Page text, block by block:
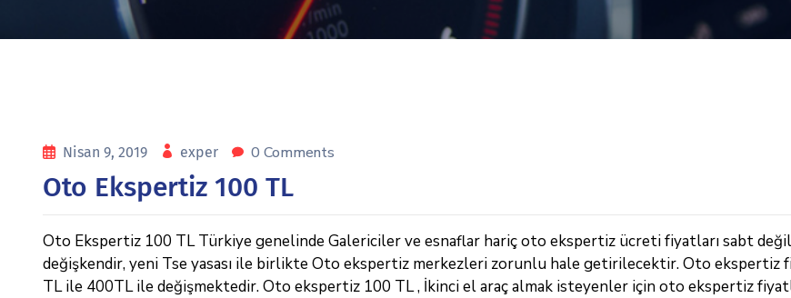
Nisan 9, 2019 exper 0 Comments
Oto Ekspertiz 100 TL
Oto Ekspertiz 100 TL Türkiye genelinde Galericiler ve esnaflar hariç oto ekspertiz ücreti fiyatları sabt
değişkendir, yeni Tse yasası ile birlikte Oto ekspertiz merkezleri zorunlu hale getirilecektir. Oto ekspertiz
TL ile 400TL ile değişmektedir. Oto ekspertiz 100 TL , İkinci el araç almak isteyenler için oto ekspertiz